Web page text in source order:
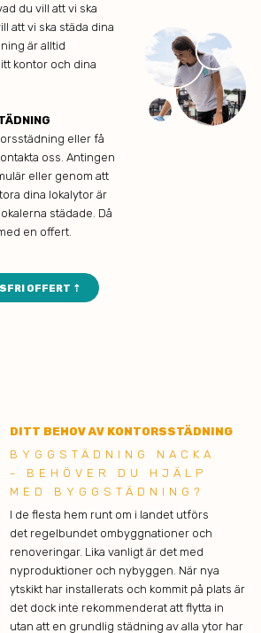
du vill att vi ska
att vi ska städa dina
är alltid
kontor och dina
eller få
oss. Antingen
eller genom att
dina lokalytor är
städade. Då
en offert.
OFFERT ⇡
DITT BEHOV AV KONTORSSTÄDNING
BYGGSTÄDNING NACKA
- BEHÖVER DU HJÄLP
MED BYGGSTÄDNING?
I de flesta hem runt om i landet utförs
det regelbundet ombyggnationer och
renoveringar. Lika vanligt är det med
nyproduktioner och nybyggen. När nya
ytskikt har installerats och kommit på plats är
det dock inte rekommenderat att flytta in
utan att en grundlig städning av alla ytor har